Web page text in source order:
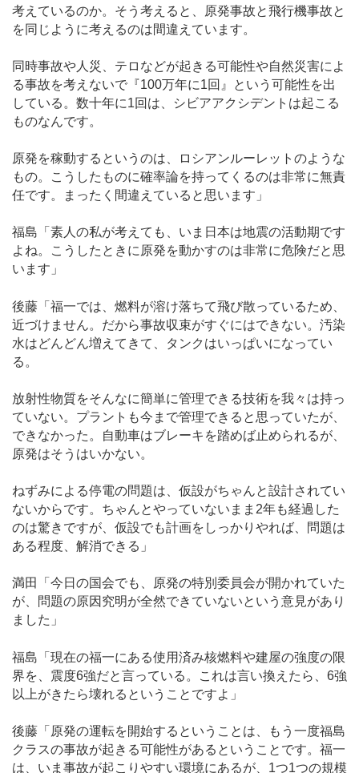
考えているのか。そう考えると、原発事故と飛行機事故と
を同じように考えるのは間違えています。
同時事故や人災、テロなどが起きる可能性や自然災害によ
る事故を考えないで『100万年に1回』という可能性を出
している。数十年に1回は、シビアアクシデントは起こる
ものなんです。
原発を稼動するというのは、ロシアンルーレットのような
もの。こうしたものに確率論を持ってくるのは非常に無責
任です。まったく間違えていると思います」
福島「素人の私が考えても、いま日本は地震の活動期です
よね。こうしたときに原発を動かすのは非常に危険だと思
います」
後藤「福一では、燃料が溶け落ちて飛び散っているため、
近づけません。だから事故収束がすぐにはできない。汚染
水はどんどん増えてきて、タンクはいっぱいになってい
る。
放射性物質をそんなに簡単に管理できる技術を我々は持っ
ていない。プラントも今まで管理できると思っていたが、
できなかった。自動車はブレーキを踏めば止められるが、
原発はそうはいかない。
ねずみによる停電の問題は、仮設がちゃんと設計されてい
ないからです。ちゃんとやっていないまま2年も経過した
のは驚きですが、仮設でも計画をしっかりやれば、問題は
ある程度、解消できる」
満田「今日の国会でも、原発の特別委員会が開かれていた
が、問題の原因究明が全然できていないという意見があり
ました」
福島「現在の福一にある使用済み核燃料や建屋の強度の限
界を、震度6強だと言っている。これは言い換えたら、6強
以上がきたら壊れるということですよ」
後藤「原発の運転を開始するということは、もう一度福島
クラスの事故が起きる可能性があるということです。福一
は、いま事故が起こりやすい環境にあるが、1つ1つの規模